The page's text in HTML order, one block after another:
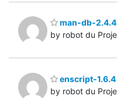
man-db-
by robot du
enscript-
by robot du